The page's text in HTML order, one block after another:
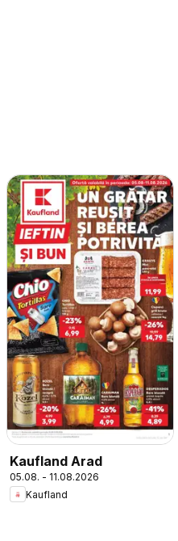
Kaufland Arad
05.08. - 11.08.2026
Kaufland